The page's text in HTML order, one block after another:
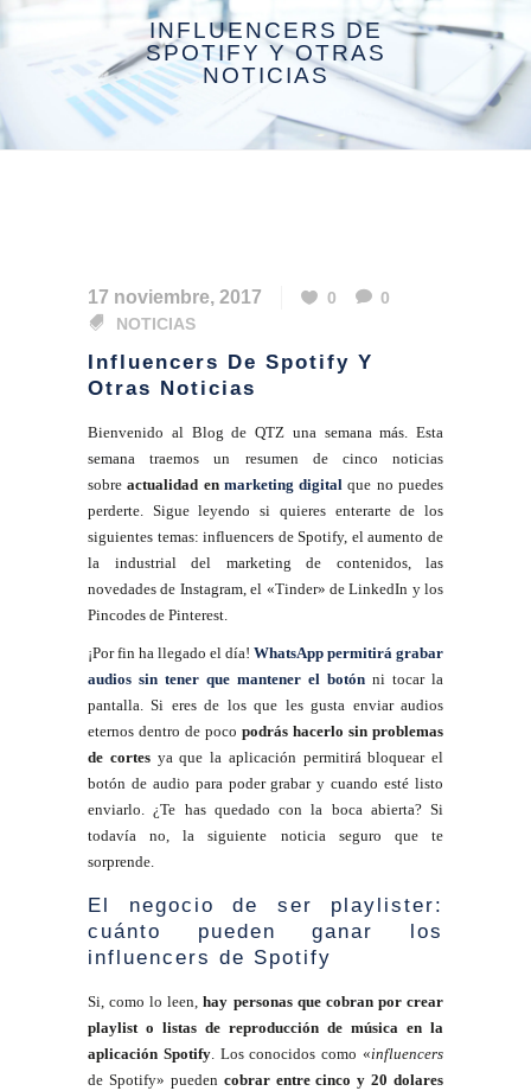
INFLUENCERS DE
SPOTIFY Y OTRAS
NOTICIAS
17 noviembre, 2017 0
0
NOTICIAS
Influencers De Spotify Y
Otras Noticias
Bienvenido al Blog de QTZ una semana más. Esta
semana traemos un resumen de cinco noticias
sobreactualidad en marketing digital que no puedes
perderte. Sigue leyendo si quieres enterarte de los
siguientes temas: influencers de Spotify, el aumento de
la industrial del marketing de contenidos, las
novedades de Instagram, el «Tinder» de LinkedIn y los
Pincodes de Pinterest.
¡Por fin ha llegado el día! WhatsApp permitirá grabar
audios sin tener que mantener el botón ni tocar la
pantalla. Si eres de los que les gusta enviar audios
eternos dentro de poco podrás hacerlo sin problemas
de cortesya que la aplicación permitirá bloquear el
botón de audio para poder grabar y cuando esté listo
enviarlo. ¿Te has quedado con la boca abierta? Si
todavía no, la siguiente noticia seguro que te
sorprende.
El negocio de ser playlister:
cuánto pueden ganar los
influencers de Spotify
Si, como lo leen,hay personas que cobran por crear
playlist o listas de reproducción de música en la
aplicación Spotify. Los conocidos como «influencers
de Spotify» pueden cobrar entre cinco y 20 dolares